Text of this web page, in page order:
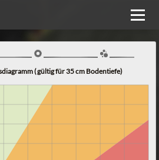
(gültig für 35 cm Bodentiefe)